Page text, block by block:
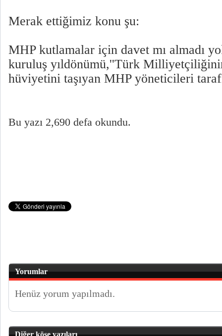
Merak ettiğimiz konu şu:
MHP kutlamalar için davet mı almadı
kuruluş yıldönümü,''Türk
hüviyetini taşıyan MHP yöneticileri
Bu yazı 2,690 defa okundu.
Yorumlar
Henüz yorum yapılmadı.
Diğer köşe yazıları